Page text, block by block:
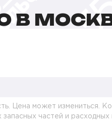
В
Цена может измениться.
частей и